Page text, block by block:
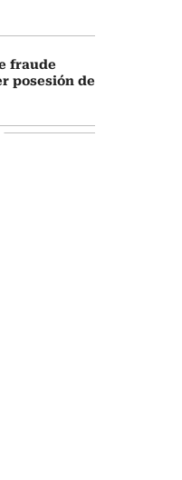
fraude
posesión de